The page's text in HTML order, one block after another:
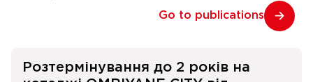
Go to publications
Розтермінування до 2 років на